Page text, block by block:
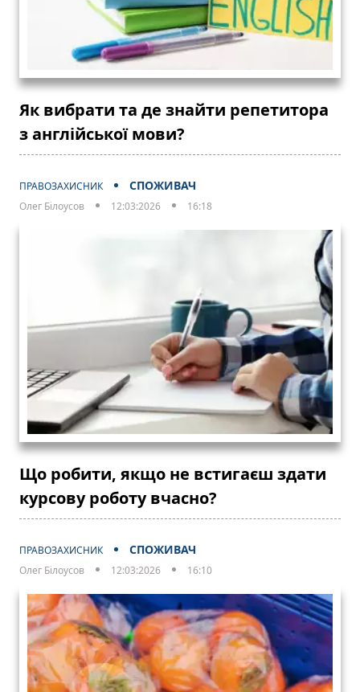
Як вибрати та де знайти репетитора
з англійської мови?
ПРАВОЗАХИСНИК СПОЖИВАЧ
Олег Білоусов 12:03:2026 16:18
Що робити, якщо не встигаєш здати
курсову роботу вчасно?
ПРАВОЗАХИСНИК СПОЖИВАЧ
Олег Білоусов 12:03:2026 16:10